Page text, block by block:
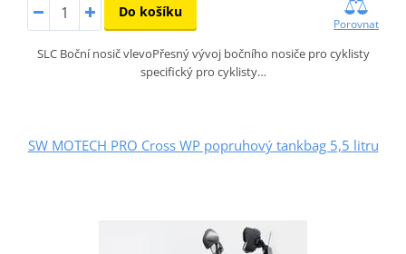
Do košíku
Porovnat
SLC Boční nosič vlevoPřesný vývoj bočního nosiče pro cyklisty
specifický pro cyklisty…
SW MOTECH PRO Cross WP popruhový tankbag 5,5 litru